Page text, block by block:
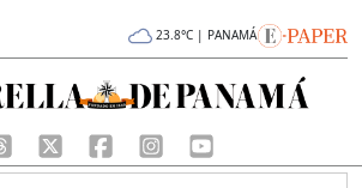
23.8°C | PANAMÁ